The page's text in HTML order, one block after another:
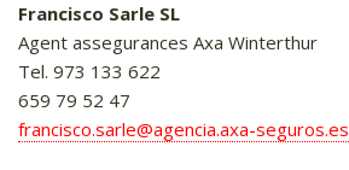
Francisco Sarle SL
Agent assegurances Axa Winterthur
Tel. 973 133 622
659 79 52 47
francisco.sarle@agencia.axa-seguros.es